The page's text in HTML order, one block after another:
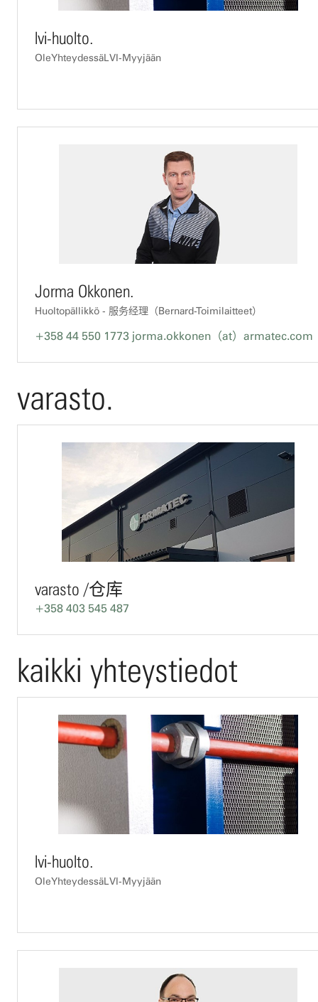
lvi-huolto.
OleYhteydessäLVI-Myyjään
Jorma Okkonen.
Huoltopällikkö - 服务经理（Bernard-Toimilaitteet）
+358 44 550 1773 jorma.okkonen（at）armatec.com
varasto.
varasto /仓库
+358 403 545 487
kaikki yhteystiedot
lvi-huolto.
OleYhteydessäLVI-Myyjään